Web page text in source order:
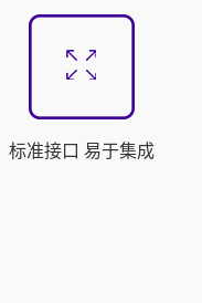
标准接口 易于集成